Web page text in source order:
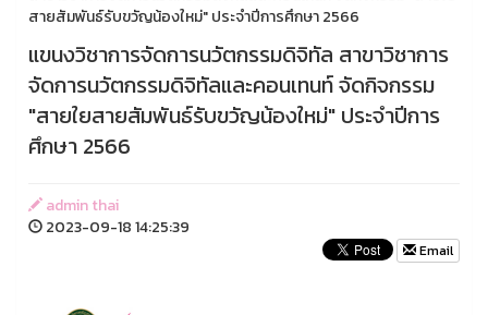
สายสัมพันธ์รับขวัญน้องใหม่" ประจำปีการศึกษา 2566
แขนงวิชาการจัดการนวัตกรรมดิจิทัล สาขาวิชาการ
จัดการนวัตกรรมดิจิทัลและคอนเทนท์ จัดกิจกรรม
"สายใยสายสัมพันธ์รับขวัญน้องใหม่" ประจำปีการ
ศึกษา 2566
admin thai
2023-09-18 14:25:39
Email